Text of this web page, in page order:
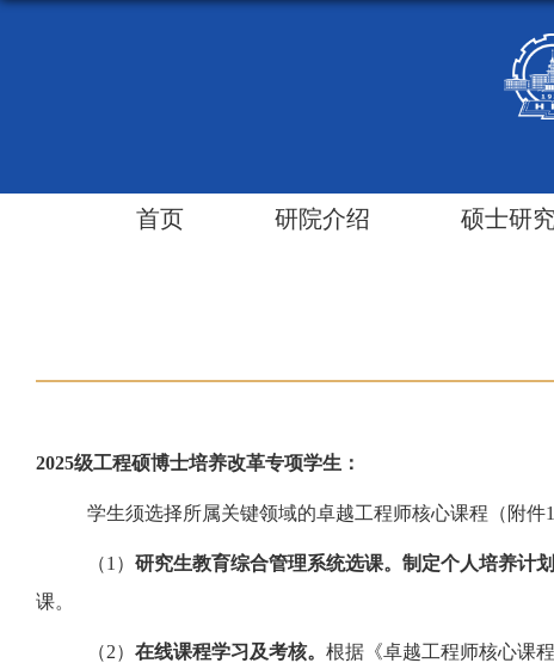
首页 研院介绍 硕士研
2025级工程硕博士培养改革专项学生：
学生须选择所属关键领域的卓越工程师核心课程（附件1
（1 ） 研究生教育综合管理系统选课。制定个人培养计划
课。
（2） 在线课程学习及考核。 根据《卓越工程师核心课